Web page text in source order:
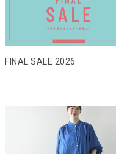
FINAL SALE 2026